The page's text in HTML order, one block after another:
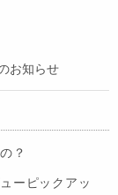
お知らせ
？
ーピックアッ